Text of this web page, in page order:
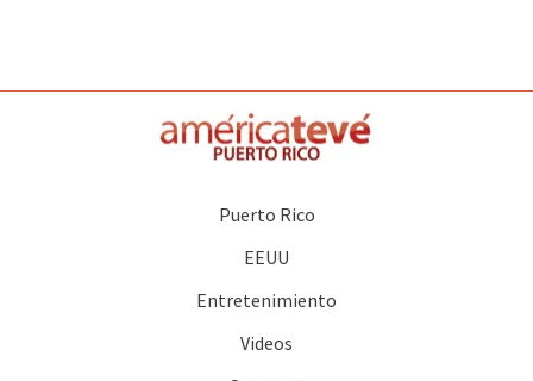
Puerto Rico
EEUU
Entretenimiento
Videos